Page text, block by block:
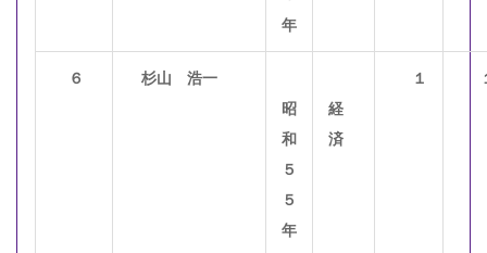
年
６
杉山 浩一
昭
和
５
５
年
経
済
１